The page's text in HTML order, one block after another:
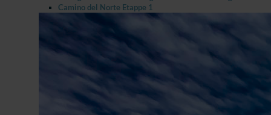
Camino del Norte Etappe 1